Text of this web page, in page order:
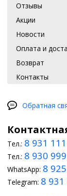
Отзывы
Акции
Новости
Оплата и
Возврат
Контакты
Обратная
Тел.: 8 931
Тел.: 8 930
WhatsApp: 8
Telegram: 8